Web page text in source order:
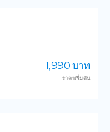
1,990 บาท
ราคาเริ่มต้น